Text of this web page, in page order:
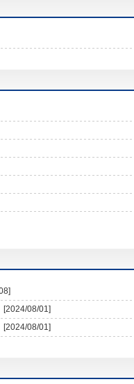
[2024/08/01]
[2024/08/01]